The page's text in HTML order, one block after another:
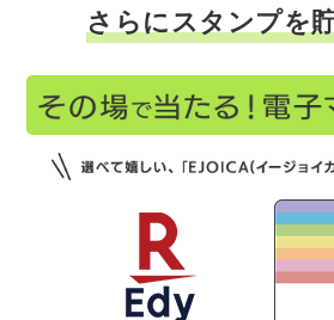
さらにスタンプを